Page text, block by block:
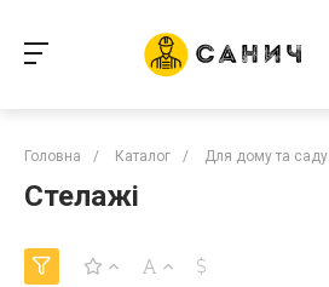
Головна / Каталог / Для дому та саду
Стелажі